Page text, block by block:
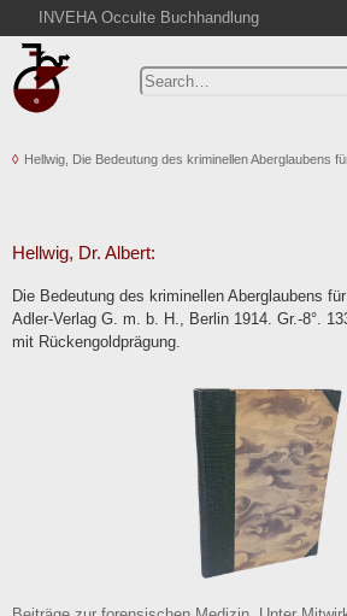
INVEHA Occulte Buchhandlung
Home
Advanced Search
Cart
Contact
Terms
Hellwig, Die Bedeutung des kriminellen Aberglaubens
Hellwig, Dr. Albert:
Die Bedeutung des kriminellen Aberglaubens
Adler-Verlag G. m. b. H., Berlin 1914. Gr.-8°.
mit Rückengoldprägung.